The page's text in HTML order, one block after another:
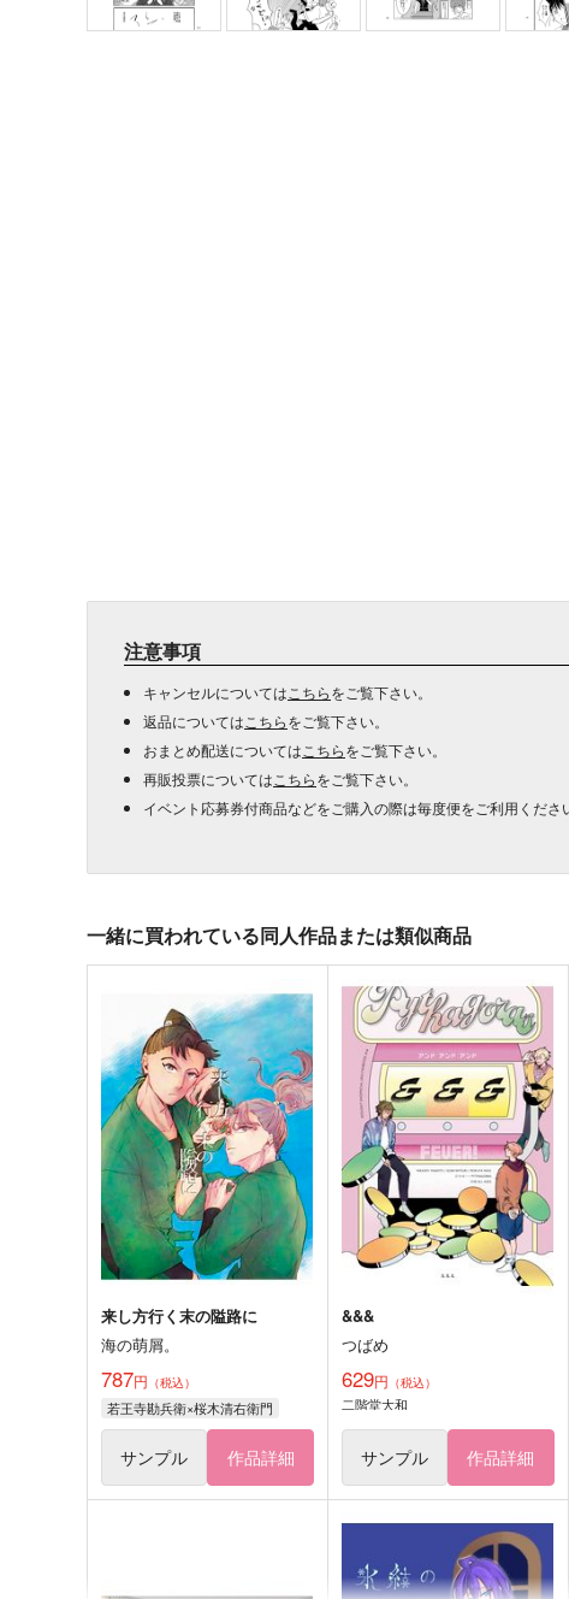
注意事項
キャンセルについては こちらをご覧下さい。
返品については こちらをご覧下さい。
おまとめ配送については こちらをご覧下さい。
再販投票については こちらをご覧下さい。
イベント応募券付商品などをご購入の際は毎度便をご利用くださ
一緒に買われている同人作品または類似商品
来し方行く末の隘路に
海の萌屑。
787円 （税込）
若王寺勘兵衛×桜木清右衛門
サンプル 作品詳細
&&&
つばめ
629円 （税込）
二階堂大和
サンプル 作品詳細